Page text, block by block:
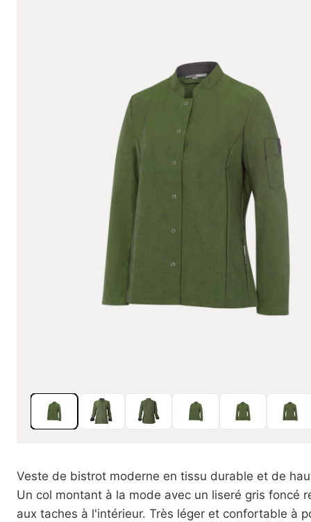
Veste de bistrot moderne en tissu durable et de
Un col montant à la mode avec un liseré gris foncé
aux taches à l'intérieur. Très léger et confortable à